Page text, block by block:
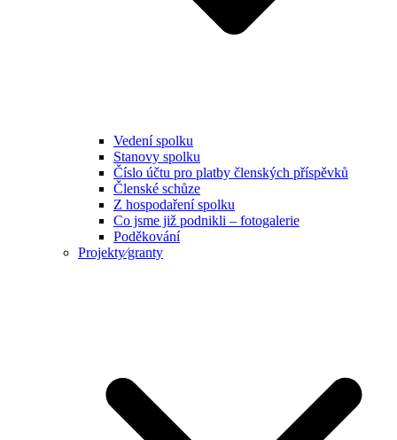
Vedení spolku
Stanovy spolku
Číslo účtu pro platby členských příspěvků
Členské schůze
Z hospodaření spolku
Co jsme již podnikli – fotogalerie
Poděkování
Projekty⁄granty